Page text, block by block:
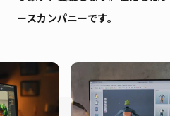
ースカンパニーです。